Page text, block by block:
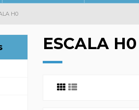
H0
ESCALA H0